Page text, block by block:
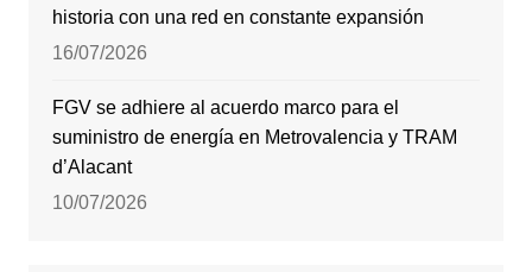
historia con una red en constante expansión
16/07/2026
FGV se adhiere al acuerdo marco para el
suministro de energía en Metrovalencia y TRAM
d’Alacant
10/07/2026